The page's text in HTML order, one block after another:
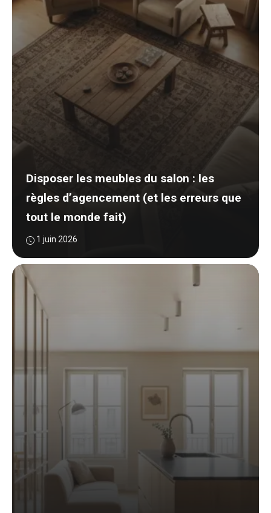
Disposer les meubles du salon : les
règles d’agencement (et les erreurs que
tout le monde fait)
1 juin 2026